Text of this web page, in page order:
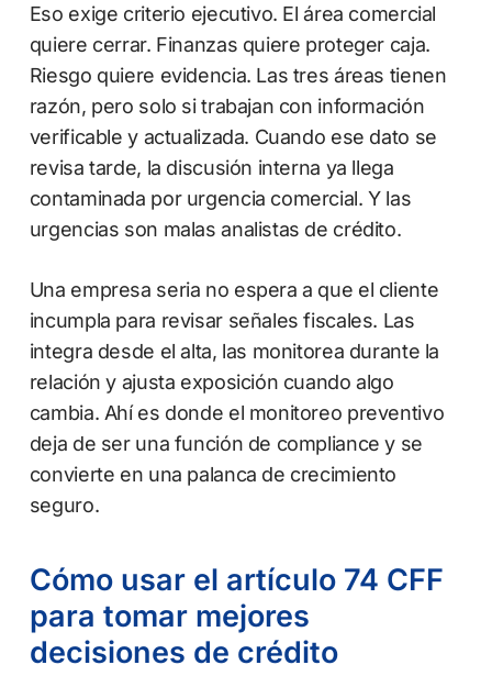
Eso exige criterio ejecutivo. El área comercial
quiere cerrar. Finanzas quiere proteger caja.
Riesgo quiere evidencia. Las tres áreas tienen
razón, pero solo si trabajan con información
verificable y actualizada. Cuando ese dato se
revisa tarde, la discusión interna ya llega
contaminada por urgencia comercial. Y las
urgencias son malas analistas de crédito.
Una empresa seria no espera a que el cliente
incumpla para revisar señales fiscales. Las
integra desde el alta, las monitorea durante la
relación y ajusta exposición cuando algo
cambia. Ahí es donde el monitoreo preventivo
deja de ser una función de compliance y se
convierte en una palanca de crecimiento
seguro.
Cómo usar el artículo 74 CFF
para tomar mejores
decisiones de crédito